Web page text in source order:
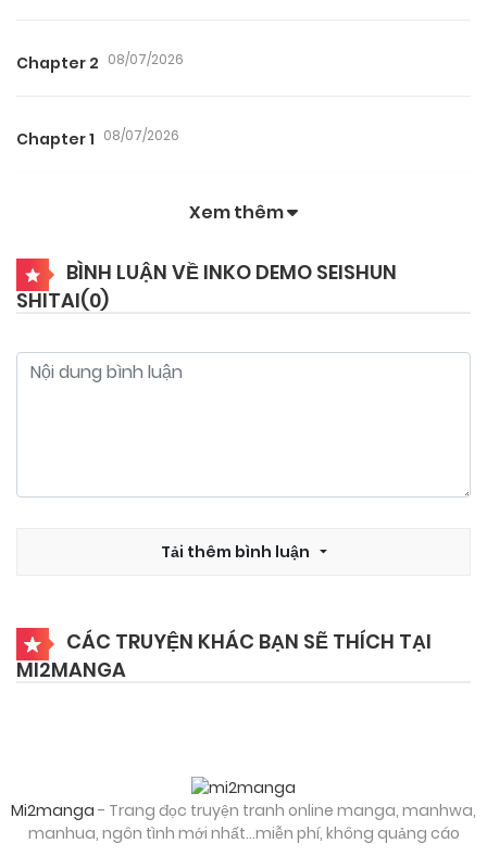
Chapter 2 08/07/2026
Chapter 1 08/07/2026
Xem thêm
BÌNH LUẬN VỀ INKO DEMO SEISHUN
SHITAI(0)
Tải thêm bình luận
CÁC TRUYỆN KHÁC BẠN SẼ THÍCH TẠI
MI2MANGA
Mi2manga - Trang đọc truyện tranh online manga, manhwa,
manhua, ngôn tình mới nhất...miễn phí, không quảng cáo